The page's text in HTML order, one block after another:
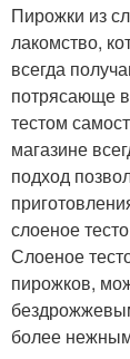
Пирожки из
лакомство,
всегда
потрясающе
тестом
магазине
подход
слоеное
Слоеное
пирожков,
более